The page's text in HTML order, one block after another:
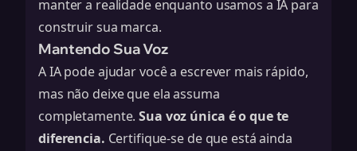
manter a realidade enquanto usamos a IA para
construir sua marca.
Mantendo Sua Voz
A IA pode ajudar você a escrever mais rápido,
mas não deixe que ela assuma
completamente.Sua voz única é o que te
diferencia. Certifique-se de que está ainda